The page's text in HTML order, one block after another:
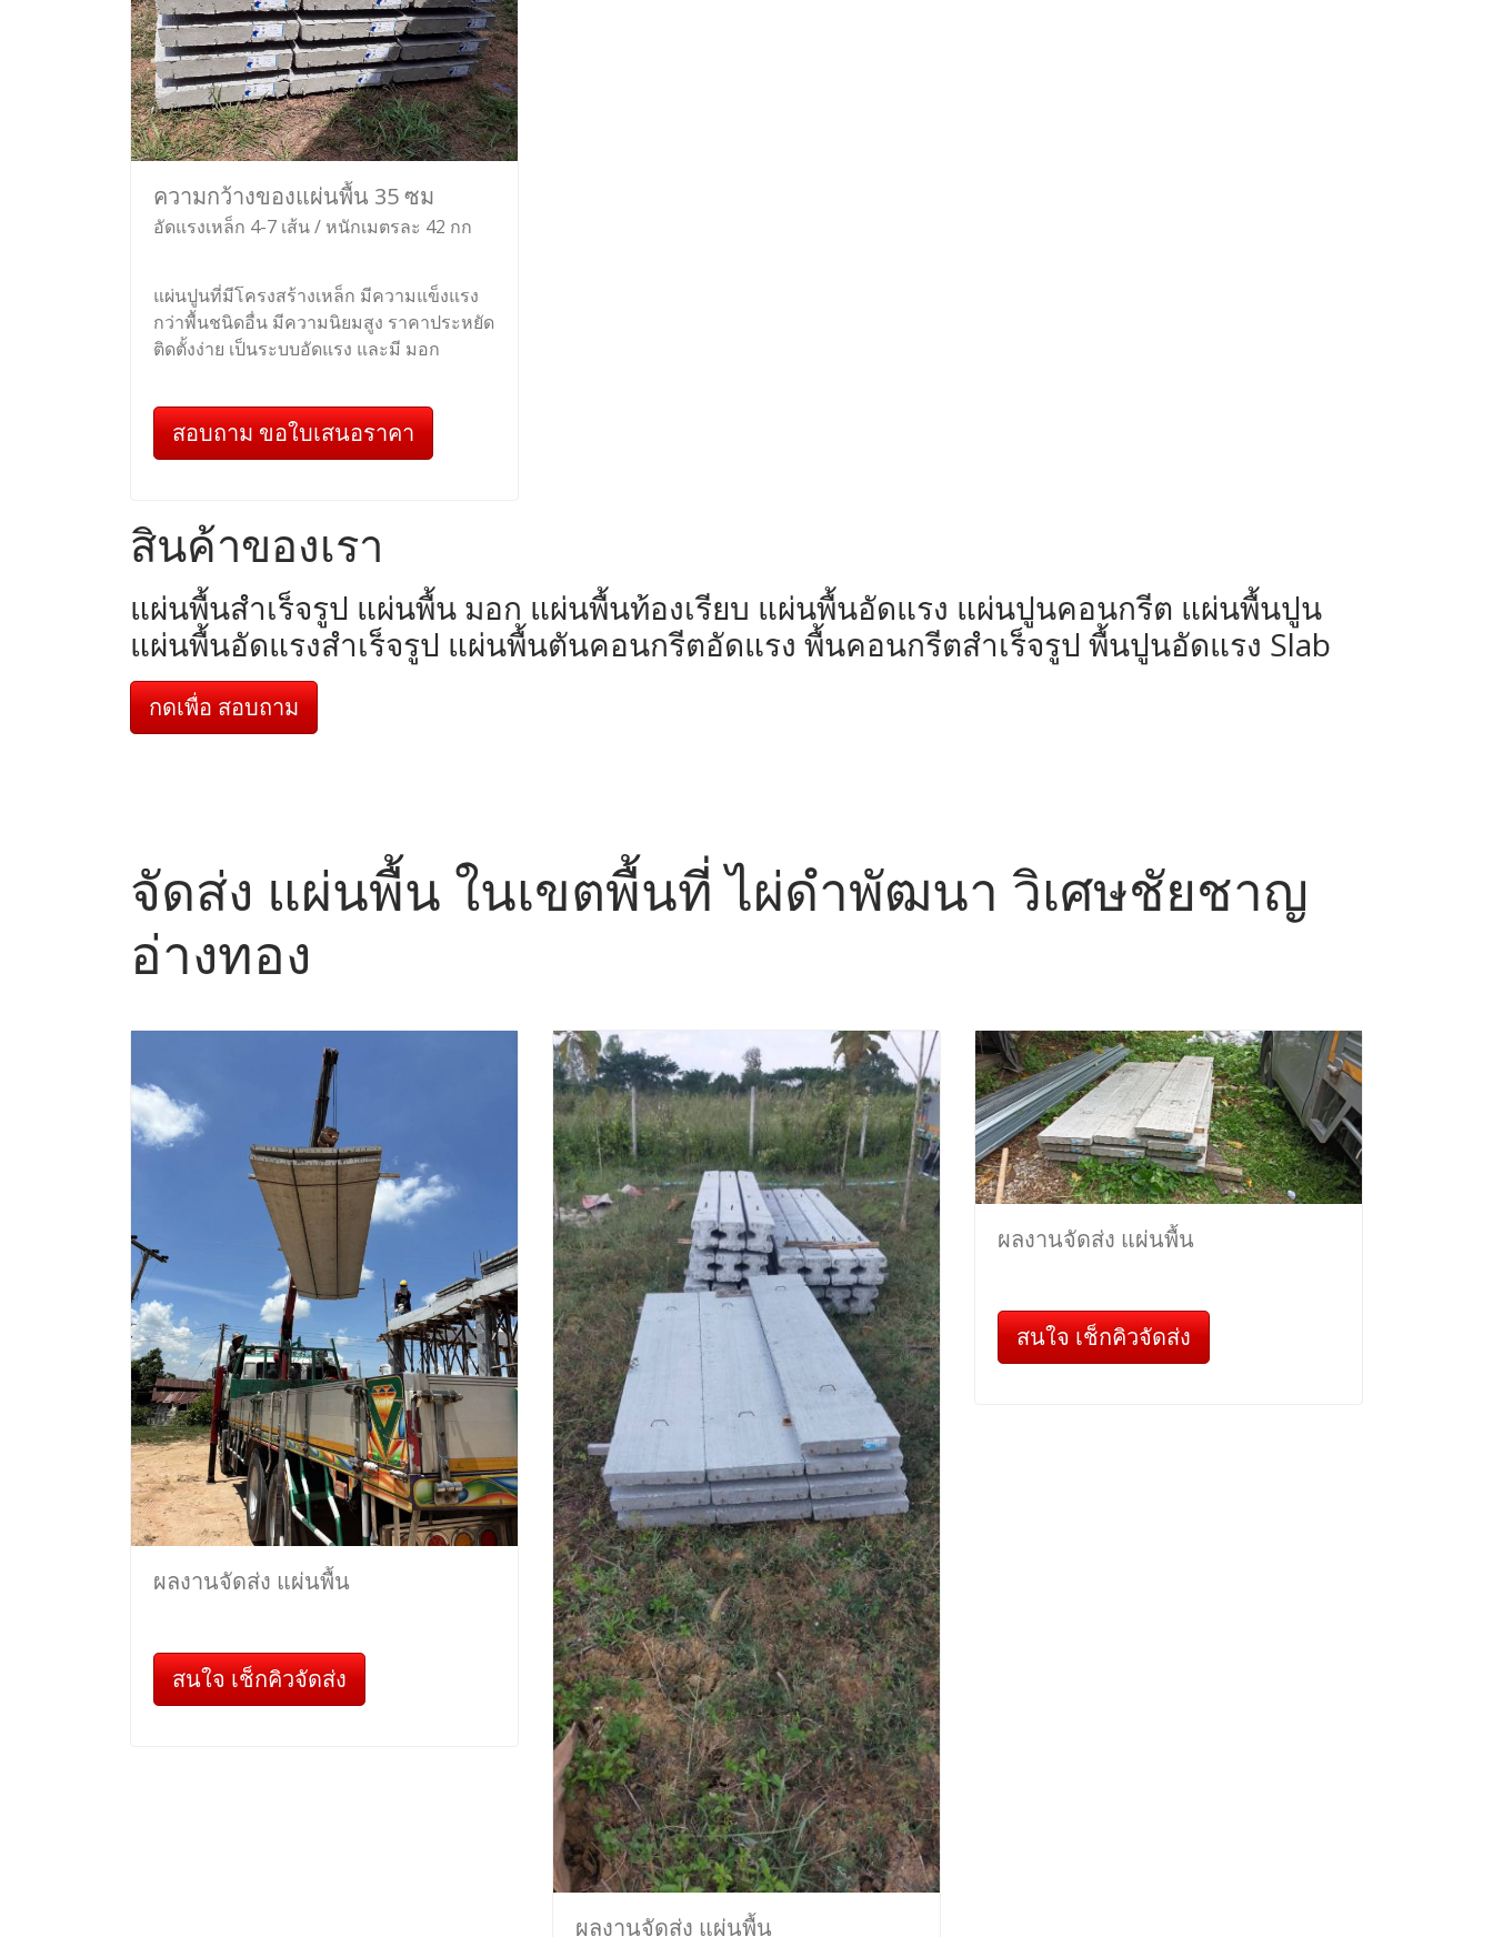
ความกว้างของแผ่นพื้น 35 ซม
อัดแรงเหล็ก 4-7 เส้น / หนักเมตรละ 42 กก
แผ่นปูนที่มีโครงสร้างเหล็ก มีความแข็งแรง
กว่าพื้นชนิดอื่น มีความนิยมสูง ราคาประหยัด
ติดตั้งง่าย เป็นระบบอัดแรง และมี มอก
สอบถาม ขอใบเสนอราคา
สินค้าของเรา
แผ่นพื้นสำเร็จรูป แผ่นพื้น มอก แผ่นพื้นท้องเรียบ แผ่นพื้นอัดแรง แผ่นปูนคอนกรีต แผ่นพื้นปูน
แผ่นพื้นอัดแรงสำเร็จรูป แผ่นพื้นตันคอนกรีตอัดแรง พื้นคอนกรีตสำเร็จรูป พื้นปูนอัดแรง Slab
กดเพื่อ สอบถาม
จัดส่ง แผ่นพื้น ในเขตพื้นที่ ไผ่ดำพัฒนา วิเศษชัยชาญ
อ่างทอง
ผลงานจัดส่ง แผ่นพื้น
สนใจ เช็กคิวจัดส่ง
ผลงานจัดส่ง แผ่นพื้น
ผลงานจัดส่ง แผ่นพื้น
สนใจ เช็กคิวจัดส่ง